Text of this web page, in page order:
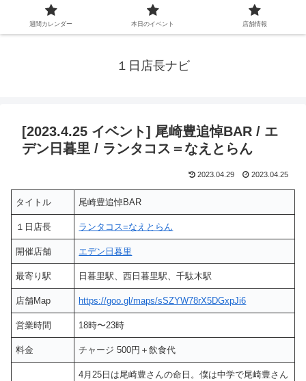
１日店長ナビ
[2023.4.25 イベント] 尾崎豊追悼BAR / エ
デン日暮里 / ランタコス＝なえとらん
2023.04.29 2023.04.25
タイトル 尾崎豊追悼BAR
１日店長 ランタコス=なえとらん
開催店舗 エデン日暮里
最寄り駅 日暮里駅、西日暮里駅、千駄木駅
店舗Map https://goo.gl/maps/sSZYW78rX5DGxpJi6
営業時間 18時〜23時
料金 チャージ 500円＋飲食代
4月25日は尾崎豊さんの命日。僕は中学で尾崎豊さん
週間カレンダー 本日のイベント 店舗情報